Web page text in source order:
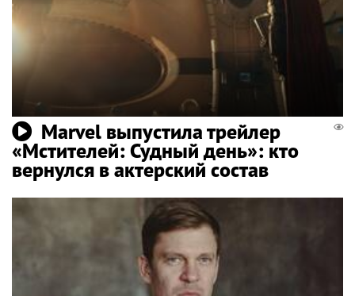
Marvel выпустила трейлер
«Мстителей: Судный день»: кто
вернулся в актерский состав